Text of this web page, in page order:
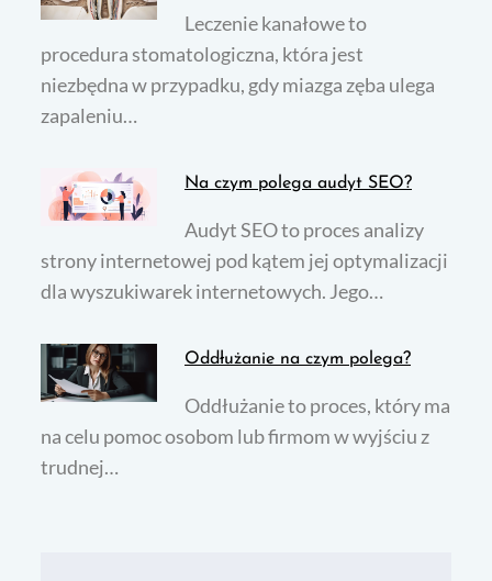
Leczenie kanałowe to
procedura stomatologiczna, która jest
niezbędna w przypadku, gdy miazga zęba ulega
zapaleniu…
Na czym polega audyt SEO?
Audyt SEO to proces analizy
strony internetowej pod kątem jej optymalizacji
dla wyszukiwarek internetowych. Jego…
Oddłużanie na czym polega?
Oddłużanie to proces, który ma
na celu pomoc osobom lub firmom w wyjściu z
trudnej…